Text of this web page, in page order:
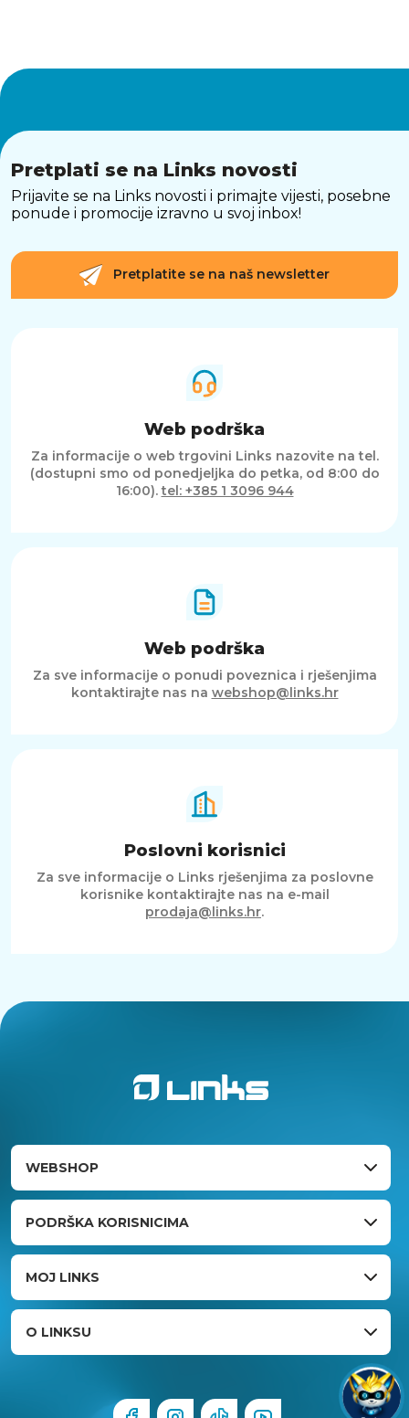
Pretplati se na Links novosti
Prijavite se na Links novosti i primajte vijesti, posebne
ponude i promocije izravno u svoj inbox!
Pretplatite se na naš newsletter
Web podrška
Za informacije o web trgovini Links nazovite na tel.
(dostupni smo od ponedjeljka do petka, od 8:00 do
16:00).tel: +385 1 3096 944
Web podrška
Za sve informacije o ponudi poveznica i rješenjima
kontaktirajte nas na webshop@links.hr
Poslovni korisnici
Za sve informacije o Links rješenjima za poslovne
korisnike kontaktirajte nas na e-mail
prodaja@links.hr.
WEBSHOP
PODRŠKA KORISNICIMA
MOJ LINKS
O LINKSU